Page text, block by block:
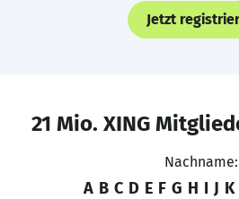
Jetzt
21 Mio. XING
Nachname:
A B C D E F G H I J K